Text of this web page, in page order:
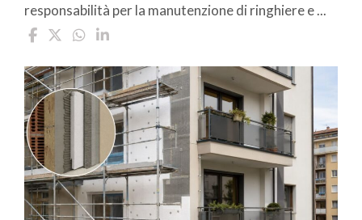
responsabilità per la manutenzione di ringhiere e ...